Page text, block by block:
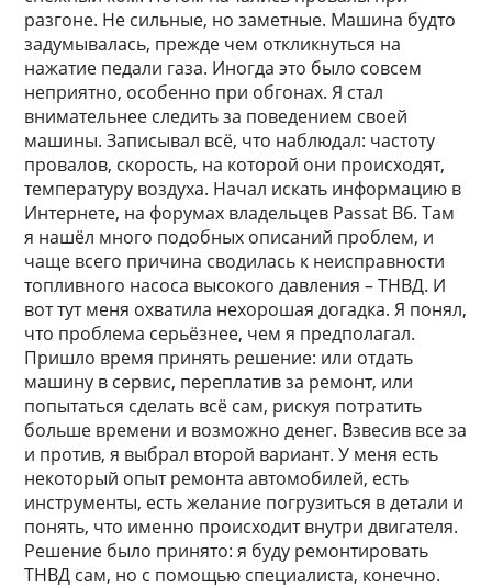
разгоне. Не сильные, но заметные. Машина будто
задумывалась, прежде чем откликнуться на
нажатие педали газа. Иногда это было совсем
неприятно, особенно при обгонах. Я стал
внимательнее следить за поведением своей
машины. Записывал всё, что наблюдал: частоту
провалов, скорость, на которой они происходят,
температуру воздуха. Начал искать информацию в
Интернете, на форумах владельцев Passat B6. Там
я нашёл много подобных описаний проблем, и
чаще всего причина сводилась к неисправности
топливного насоса высокого давления – ТНВД. И
вот тут меня охватила нехорошая догадка. Я понял,
что проблема серьёзнее, чем я предполагал.
Пришло время принять решение: или отдать
машину в сервис, переплатив за ремонт, или
попытаться сделать всё сам, рискуя потратить
больше времени и возможно денег. Взвесив все за
и против, я выбрал второй вариант. У меня есть
некоторый опыт ремонта автомобилей, есть
инструменты, есть желание погрузиться в детали и
понять, что именно происходит внутри двигателя.
Решение было принято: я буду ремонтировать
ТНВД сам, но с помощью специалиста, конечно.